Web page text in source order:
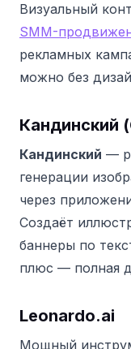
Визуальный
SMM-
рекламных
можно без
Кандинский
Кандинский —
генерации
через
Создаёт
баннеры по
плюс — полная
Leonardo.ai
Мощный